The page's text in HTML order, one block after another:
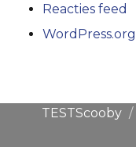
Reacties feed
WordPress.org
TESTScooby